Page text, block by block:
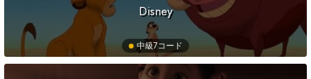
Disney
中級7コード